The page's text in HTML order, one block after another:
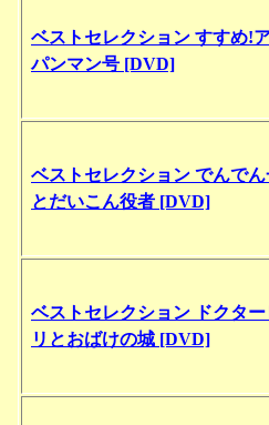
ベストセレクション すすめ!
パンマン号 [DVD]
ベストセレクション でんで
とだいこん役者 [DVD]
ベストセレクション ドクタ
リとおばけの城 [DVD]